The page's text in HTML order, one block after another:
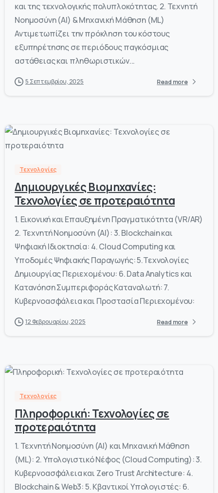
και της τεχνολογικής πολυπλοκότητας. 2. Τεχνητή
Νοημοσύνη (AI) & Μηχανική Μάθηση (ML)
Αντιμετωπίζει την πρόκληση του κόστους
εξυπηρέτησης σε περιόδους παγκόσμιας
αστάθειας και πληθωριστικών...
5 Σεπτεμβρίου, 2025 Read more
0
Τεχνολογίες
Δημιουργικές Βιομηχανίες:
Τεχνολογίες σε προτεραιότητα
1. Εικονική και Επαυξημένη Πραγματικότητα (VR/AR)
2. Τεχνητή Νοημοσύνη (AI): 3. Blockchain και
Ψηφιακή Ιδιοκτησία: 4. Cloud Computing και
Υποδομές Ψηφιακής Παραγωγής: 5.Τεχνολογίες
Δημιουργίας Περιεχομένου: 6. Data Analytics και
Κατανόηση Συμπεριφοράς Καταναλωτή: 7.
Κυβερνοασφάλεια και Προστασία Περιεχομένου:
12 Φεβρουαρίου, 2025 Read more
Τεχνολογίες
Πληροφορική: Τεχνολογίες σε
προτεραιότητα
1. Τεχνητή Νοημοσύνη (AI) και Μηχανική Μάθηση
(ML): 2. Υπολογιστικό Νέφος (Cloud Computing): 3.
Κυβερνοασφάλεια και Zero Trust Architecture: 4.
Blockchain & Web3: 5. Κβαντικοί Υπολογιστές: 6.